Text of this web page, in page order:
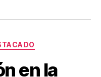
en la